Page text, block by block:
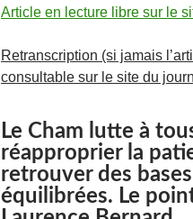
Article en lecture libre sur le
Retranscription (si jamais
consultable sur le site du
Le Cham lutte à
réapproprier la
retrouver des
équilibrées. Le